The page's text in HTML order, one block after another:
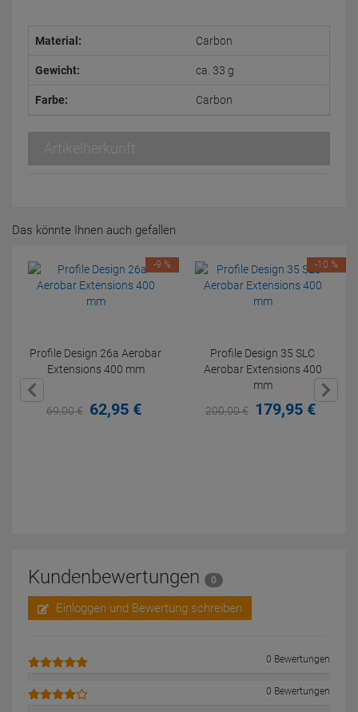
Material: Carbon
Gewicht: ca. 33 g
Farbe: Carbon
Artikelherkunft
Das könnte Ihnen auch gefallen
Profile Design 26a Aerobar
Extensions 400 mm
69,00€ 62,95 €
-9 %
Profile Design 35 SLC
Aerobar Extensions 400
mm
200,00€ 179,95 €
-10 %
Kundenbewertungen 0
Einloggen und Bewertung schreiben
0 Bewertungen
0 Bewertungen